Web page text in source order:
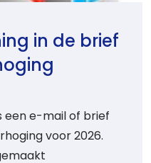
in de brief
een e-mail of brief
voor 2026.